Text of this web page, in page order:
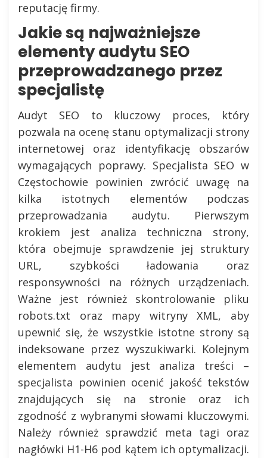
reputację firmy.
Jakie są najważniejsze
elementy audytu SEO
przeprowadzanego przez
specjalistę
Audyt SEO to kluczowy proces, który
pozwala na ocenę stanu optymalizacji strony
internetowej oraz identyfikację obszarów
wymagających poprawy. Specjalista SEO w
Częstochowie powinien zwrócić uwagę na
kilka istotnych elementów podczas
przeprowadzania audytu. Pierwszym
krokiem jest analiza techniczna strony,
która obejmuje sprawdzenie jej struktury
URL, szybkości ładowania oraz
responsywności na różnych urządzeniach.
Ważne jest również skontrolowanie pliku
robots.txt oraz mapy witryny XML, aby
upewnić się, że wszystkie istotne strony są
indeksowane przez wyszukiwarki. Kolejnym
elementem audytu jest analiza treści –
specjalista powinien ocenić jakość tekstów
znajdujących się na stronie oraz ich
zgodność z wybranymi słowami kluczowymi.
Należy również sprawdzić meta tagi oraz
nagłówki H1-H6 pod kątem ich optymalizacji.